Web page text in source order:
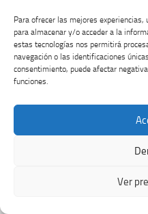
Para ofrecer las mejores
para almacenar y/o acceder a la
estas tecnologías nos permitirá
navegación o las identificaciones
consentimiento, puede afectar
funciones.
Ver
Reino Unido
Remember Monday
Romania
Rosa López
Roumanie
Royaume-Uni
RTVE